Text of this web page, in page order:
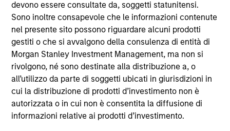
devono essere consultate da, soggetti statunitensi.
Sono inoltre consapevole che le informazioni contenute
nel presente sito possono riguardare alcuni prodotti
gestiti o che si avvalgono della consulenza di entità di
Morgan Stanley Investment Management, ma non si
rivolgono, né sono destinate alla distribuzione a, o
all’utilizzo da parte di soggetti ubicati in giurisdizioni in
cui la distribuzione di prodotti d’investimento non è
autorizzata o in cui non è consentita la diffusione di
informazioni relative ai prodotti d’investimento.
Prima dell’adesione ai comparti, le richieste di
partecipazione non devono essere presentate senza aver
consultato l’ultima versione del Prospetto Informativo, del
documento contenente informazioni chiave (“KID”) o del
documento contenente informazioni chiave per gli
investitori (“KIID”), della relazione annuale e della
relazione semestrale (“Documenti di offerta”) o altri
documenti disponibili sul sito
https://www.morganstanley.com/im/msinvf/index.html
a titolo gratuito presso la Sede legale all’indirizzo
European Bank and Business Centre, 6B route de Trèves,